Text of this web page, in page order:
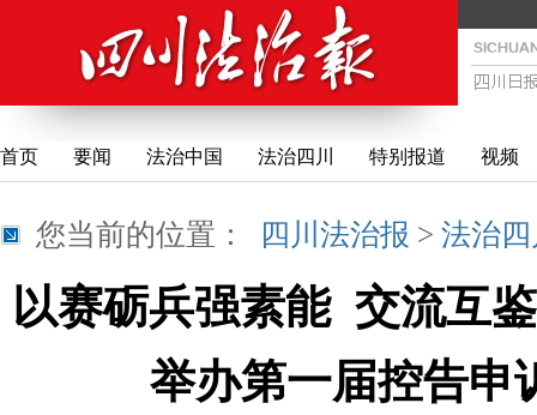
首页 要闻 法治中国 法治四川 特别报道 视频
您当前的位置： 四川法治报 > 法治
以赛砺兵强素能 交流互
举办第一届控告申